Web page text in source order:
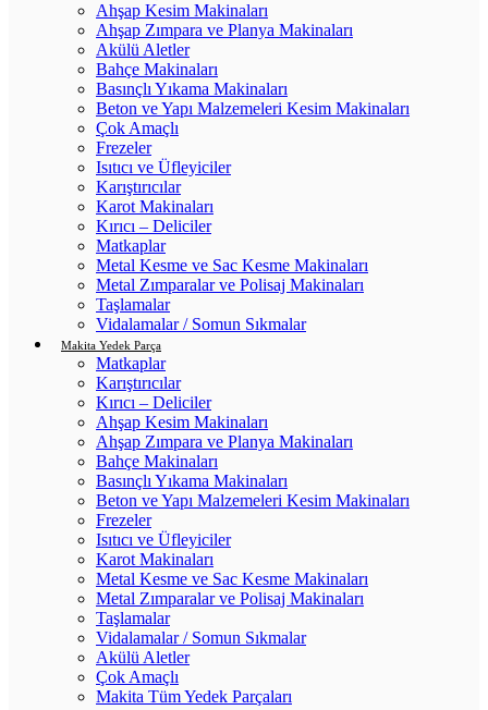
Ahşap Kesim Makinaları
Ahşap Zımpara ve Planya Makinaları
Akülü Aletler
Bahçe Makinaları
Basınçlı Yıkama Makinaları
Beton ve Yapı Malzemeleri Kesim Makinaları
Çok Amaçlı
Frezeler
Isıtıcı ve Üfleyiciler
Karıştırıcılar
Karot Makinaları
Kırıcı – Deliciler
Matkaplar
Metal Kesme ve Sac Kesme Makinaları
Metal Zımparalar ve Polisaj Makinaları
Taşlamalar
Vidalamalar / Somun Sıkmalar
Makita Yedek Parça
Matkaplar
Karıştırıcılar
Kırıcı – Deliciler
Ahşap Kesim Makinaları
Ahşap Zımpara ve Planya Makinaları
Bahçe Makinaları
Basınçlı Yıkama Makinaları
Beton ve Yapı Malzemeleri Kesim Makinaları
Frezeler
Isıtıcı ve Üfleyiciler
Karot Makinaları
Metal Kesme ve Sac Kesme Makinaları
Metal Zımparalar ve Polisaj Makinaları
Taşlamalar
Vidalamalar / Somun Sıkmalar
Akülü Aletler
Çok Amaçlı
Makita Tüm Yedek Parçaları